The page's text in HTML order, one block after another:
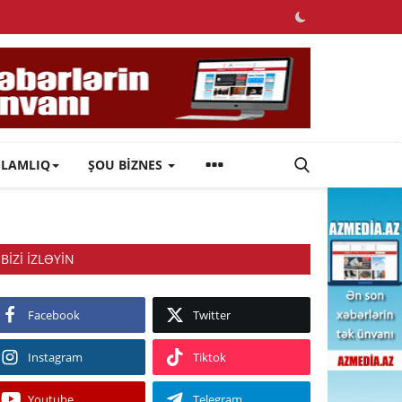
ŞOU BİZNES
BIZI IZLƏYIN
Facebook Twitter
Instagram Tiktok